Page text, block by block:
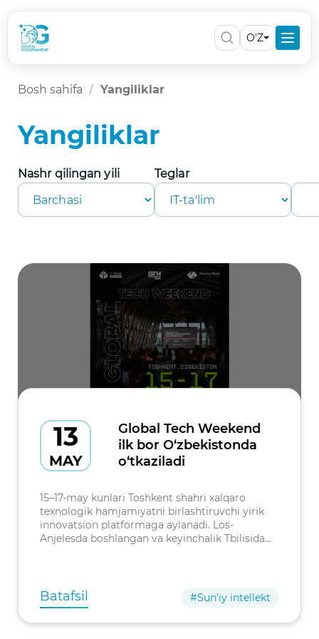
O'Z
Bosh sahifa Yangiliklar
Yangiliklar
Nashr qilingan yili Teglar
13
MAY
Global Tech Weekend
ilk bor O‘zbekistonda
o‘tkaziladi
15–17-may kunlari Toshkent shahri xalqaro
texnologik hamjamiyatni birlashtiruvchi yirik
innovatsion platformaga aylanadi. Los-
Anjelesda boshlangan va keyinchalik Tbilisida
Batafsil #Sun'iy intellekt